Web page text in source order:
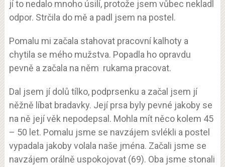
jí to nedalo mnoho úsilí, protože jsem vůbec nekladl
odpor. Strčila do mě a padl jsem na postel.
Pomalu mi začala stahovat pracovní kalhoty a
chytila se mého mužstva. Popadla ho opravdu
pevně a začala na něm rukama pracovat.
Dal jsem jí dolů tílko, podprsenku a začal jsem jí
něžně líbat bradavky. Její prsa byly pevné jakoby se
na ně její věk nepodepsal. Mohla mít něco kolem 45
– 50 let. Pomalu jsme se navzájem svlékli a postel
vypadala jakoby volala naše jména. Začali jsme se
navzájem orálně uspokojovat (69). Oba jsme stonali